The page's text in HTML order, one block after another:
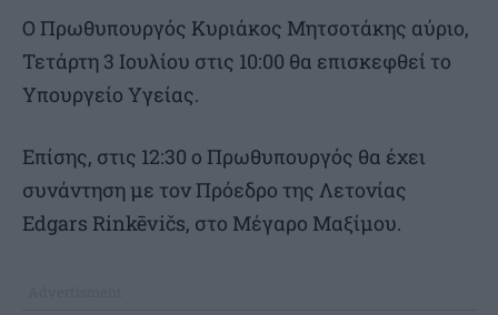
Ο Πρωθυπουργός Κυριάκος Μητσοτάκης αύριο,
Τετάρτη 3 Ιουλίου στις 10:00 θα επισκεφθεί το
Υπουργείο Υγείας.
Επίσης, στις 12:30 ο Πρωθυπουργός θα έχει
συνάντηση με τον Πρόεδρο της Λετονίας
Edgars Rinkēvičs, στο Μέγαρο Μαξίμου.